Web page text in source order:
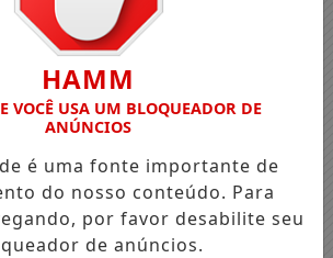
HAMM
VOCÊ USA UM BLOQUEADOR DE
ANÚNCIOS
é uma fonte importante de
do nosso conteúdo. Para
por favor desabilite seu
de anúncios.